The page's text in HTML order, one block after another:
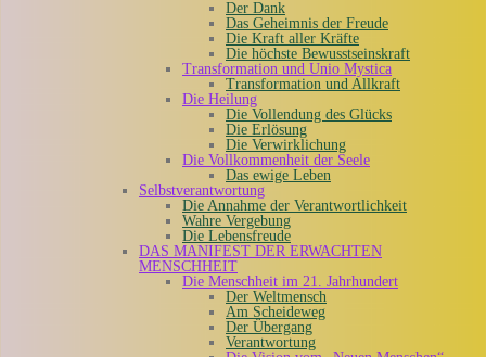
Der Dank
Das Geheimnis der Freude
Die Kraft aller Kräfte
Die höchste Bewusstseinskraft
Transformation und Unio Mystica
Transformation und Allkraft
Die Heilung
Die Vollendung des Glücks
Die Erlösung
Die Verwirklichung
Die Vollkommenheit der Seele
Das ewige Leben
Selbstverantwortung
Die Annahme der Verantwortlichkeit
Wahre Vergebung
Die Lebensfreude
DAS MANIFEST DER ERWACHTEN
MENSCHHEIT
Die Menschheit im 21. Jahrhundert
Der Weltmensch
Am Scheideweg
Der Übergang
Verantwortung